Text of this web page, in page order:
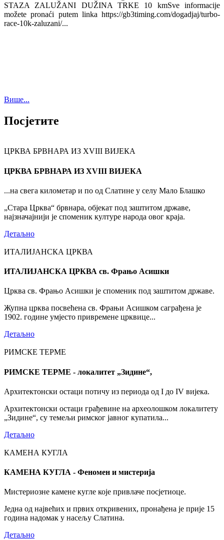
STAZA ZALUŽANI DUŽINA TRKE 10 kmSve informacije
možete pronaći putem linka https://gb3timing.com/dogadjaj/turbo-
race-10k-zaluzani/...
Више...
Посјетите
ЦРКВА БРВНАРА ИЗ XVIII ВИЈЕКА
ЦРКВА БРВНАРА ИЗ XVIII ВИЈЕКА
...на свега километар и по од Слатине у селу Мало Блашко
„Стара Црква“ брвнара, објекат под заштитом државе,
најзначајнији је споменик културе народа овог краја.
Детаљно
ИТАЛИЈАНСКА ЦРКВА
ИТАЛИЈАНСКА ЦРКВА св. Фрањо Асишки
Црква св. Фрањо Асишки је споменик под заштитом државе.
Жупна црква посвећена св. Фрањи Асишком саграђена је
1902. године умјесто привремене црквице...
Детаљно
РИМСКЕ ТЕРМЕ
РИМСКЕ ТЕРМЕ - локалитет „Зидине“,
Архитектонски остаци потичу из периода од I до IV вијека.
Архитектонски остаци грађевине на археолошком локалитету
„Зидине“, су темељи римског јавног купатила...
Детаљно
КАМЕНА КУГЛА
КАМЕНА КУГЛА - Феномен и мистерија
Мистериозне камене кугле које привлаче посјетиоце.
Једна од највећих и првих откривених, пронађена је прије 15
година надомак у насељу Слатина.
Детаљно